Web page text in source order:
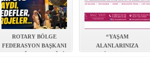
ROTARY BÖLGE
FEDERASYON BAŞKANI
“YAŞAM
ALANLARINIZA
TMO KABUKLU FINDIK ALIM
FİYATLARINI AÇIKLADI